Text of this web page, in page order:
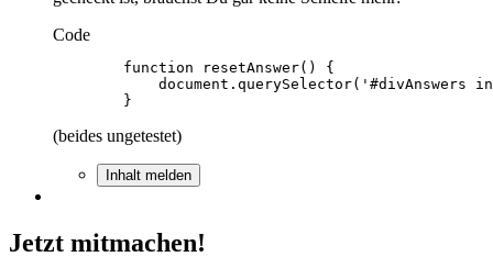
Code
        }
(beides ungetestet)
Inhalt melden
Jetzt mitmachen!